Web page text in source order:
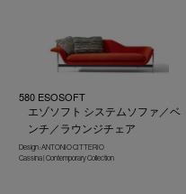
580 ESOSOFT
エゾソフト システムソファ／ベ
ンチ／ラウンジチェア
Design : ANTONIO CITTERIO
Cassina | Contemporary Collection